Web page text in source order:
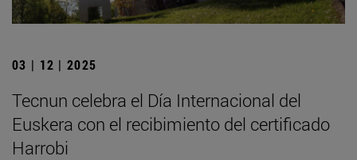
03 | 12 | 2025
Tecnun celebra el Día Internacional del
Euskera con el recibimiento del certificado
Harrobi